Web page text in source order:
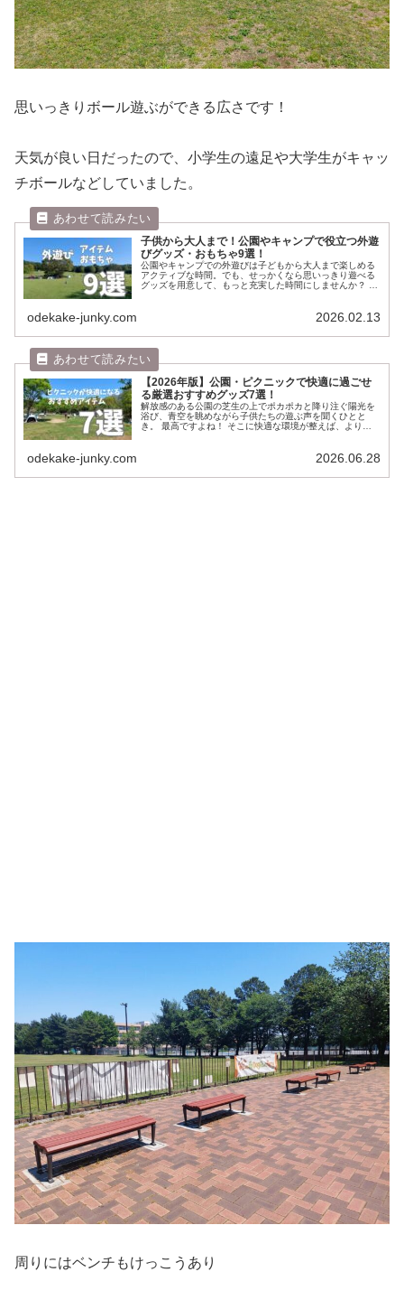
思いっきりボール遊ぶができる広さです！
天気が良い日だったので、小学生の遠足や大学生がキャッ
チボールなどしていました。
子供から大人まで！公園やキャンプで役立つ外遊
びグッズ・おもちゃ9選！
公園やキャンプでの外遊びは子どもから大人まで楽しめる
アクティブな時間。でも、せっかくなら思いっきり遊べる
グッズを用意して、もっと充実した時間にしませんか？ 今
odekake-junky.com 2026.02.13
【2026年版】公園・ピクニックで快適に過ごせ
る厳選おすすめグッズ7選！
解放感のある公園の芝生の上でポカポカと降り注ぐ陽光を
浴び、青空を眺めながら子供たちの遊ぶ声を聞くひとと
き。 最高ですよね！ そこに快適な環境が整えば、より充
odekake-junky.com 2026.06.28
周りにはベンチもけっこうあり